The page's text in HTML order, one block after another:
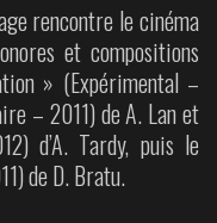
rencontre le cinéma
et compositions
» (Expérimental –
– 2011) de A. Lan et
d’A. Tardy, puis le
de D. Bratu.